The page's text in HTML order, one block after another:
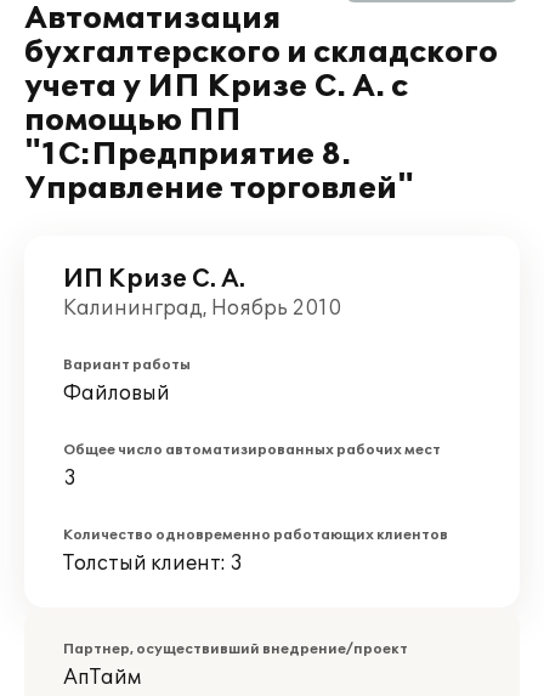
Автоматизация
бухгалтерского и складского
учета у ИП Кризе С. А. с
помощью ПП
"1С:Предприятие 8.
Управление торговлей"
ИП Кризе С. А.
Калининград, Ноябрь 2010
Вариант работы
Файловый
Общее число автоматизированных рабочих мест
3
Количество одновременно работающих клиентов
Толстый клиент: 3
Партнер, осуществивший внедрение/проект
АпТайм